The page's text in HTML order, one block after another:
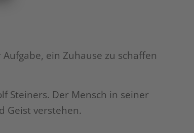
ein Zuhause zu schaffen
Steiners. Der Mensch in seiner
Geist verstehen.